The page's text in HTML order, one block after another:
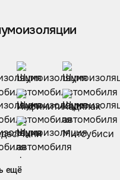
ещё